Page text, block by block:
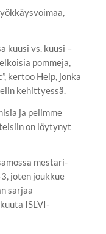
kuusi vs. kuusi –
pommeja,
kertoo Help, jonka
kehittyessä.
ja pelimme
on löytynyt
mestari-
joten joukkue
sarjaa
ISLVI-